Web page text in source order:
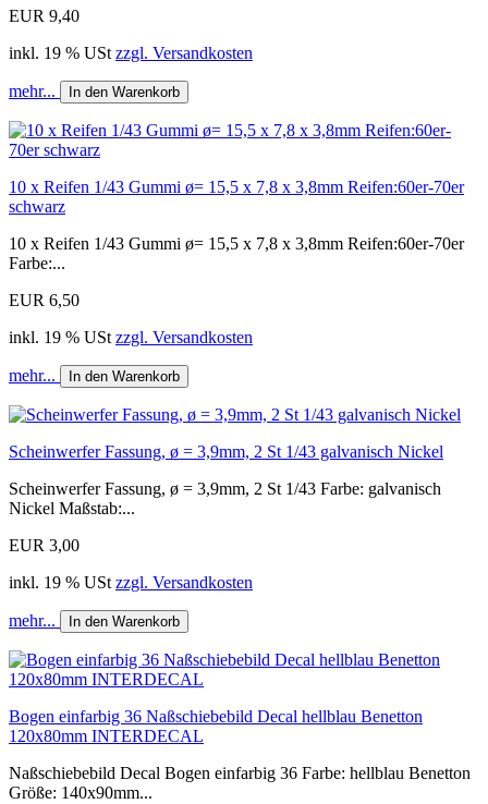
EUR 9,40
inkl. 19 % USt zzgl. Versandkosten
mehr... In den Warenkorb
10 x Reifen 1/43 Gummi ø= 15,5 x 7,8 x 3,8mm Reifen:60er-70er
schwarz
10 x Reifen 1/43 Gummi ø= 15,5 x 7,8 x 3,8mm Reifen:60er-70er
Farbe:...
EUR 6,50
inkl. 19 % USt zzgl. Versandkosten
mehr... In den Warenkorb
Scheinwerfer Fassung, ø = 3,9mm, 2 St 1/43 galvanisch Nickel
Scheinwerfer Fassung, ø = 3,9mm, 2 St 1/43 Farbe: galvanisch
Nickel Maßstab:...
EUR 3,00
inkl. 19 % USt zzgl. Versandkosten
mehr... In den Warenkorb
Bogen einfarbig 36 Naßschiebebild Decal hellblau Benetton
120x80mm INTERDECAL
Naßschiebebild Decal Bogen einfarbig 36 Farbe: hellblau Benetton
Größe: 140x90mm...